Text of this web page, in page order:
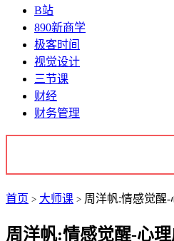
B站
890新商学
极客时间
视觉设计
三节课
财经
财务管理
首页 > 大师课 > 周洋帆:情感觉醒
周洋帆:情感觉醒-心